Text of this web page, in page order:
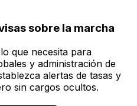
sobre la marcha
que necesita para
y administración de
alertas de tasas y
sin cargos ocultos.